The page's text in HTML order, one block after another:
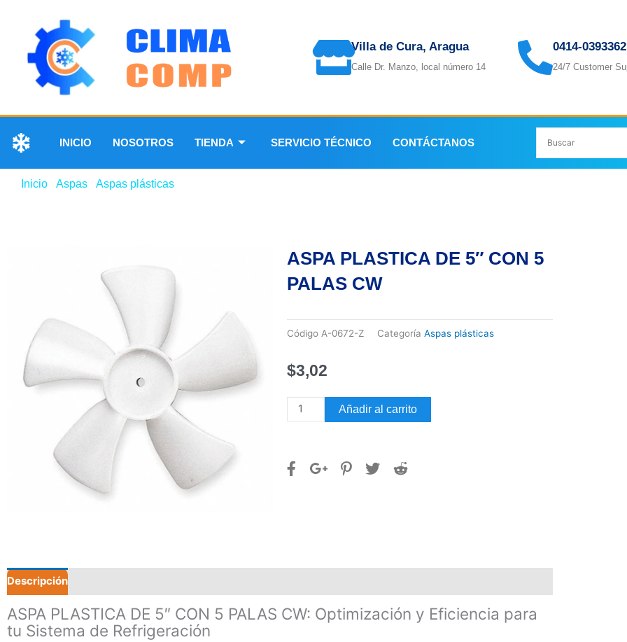
Villa de Cura, Aragua
Calle Dr. Manzo, local número 14
0414-0393362
24/7 Customer
INICIO NOSOTROS TIENDA SERVICIO TÉCNICO CONTÁCTANOS
Inicio Aspas Aspas plásticas
ASPA PLASTICA DE 5″ CON 5
PALAS CW
Código A-0672-Z Categoría Aspas plásticas
$3,02
ASPA
PLASTICA
CON
Añadir al carrito
Descripción
ASPA PLASTICA DE 5″ CON 5 PALAS CW: Optimización y Eficiencia para
tu Sistema de Refrigeración